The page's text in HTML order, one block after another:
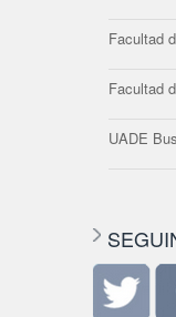
Facultad
Facultad
UADE